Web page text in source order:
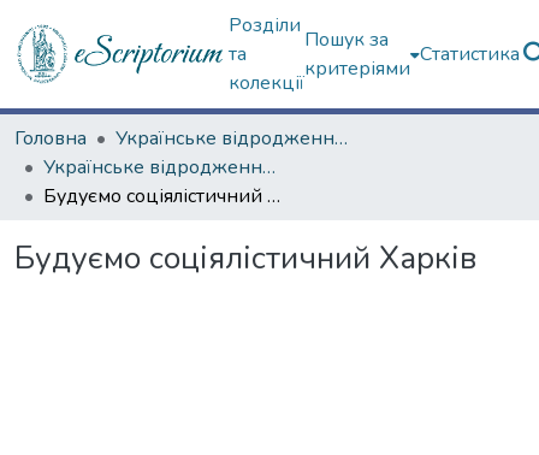
Розділи
та
колекції
Пошук за
критеріями
Статистика
Головна
Українське відродження (Третій Харків)
Українське відродження (Третій Харків) – Харків у 1919–1934 рр.
Будуємо соціялістичний Харків
Будуємо соціялістичний Харків